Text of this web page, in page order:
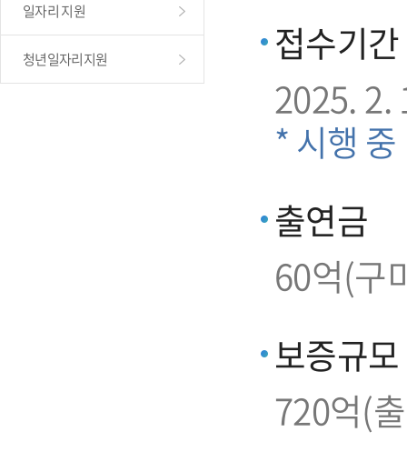
일자리 지원
청년일자리지원
접수기간
2025. 2.
* 시행 중
출연금
60억(구
보증규모
720억(